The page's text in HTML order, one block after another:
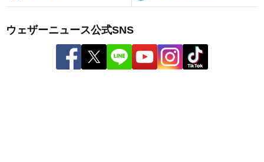
ウェザーニュース公式SNS